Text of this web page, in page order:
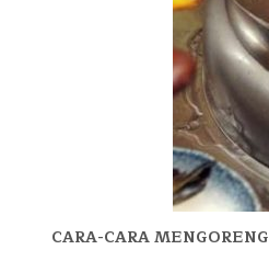
CARA-CARA